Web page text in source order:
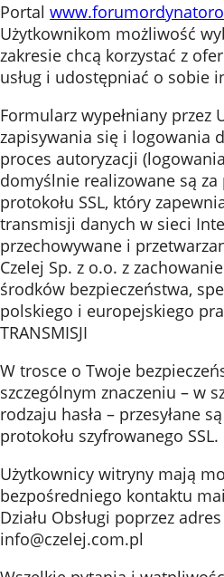
Portal
Użytkownikom możliwość
zakresie chcą korzystać z
usług i udostępniać o sobie
Formularz wypełniany przez
zapisywania się i logowania
proces autoryzacji
domyślnie realizowane są
protokołu SSL, który
transmisji danych w sieci
przechowywane i
Czelej Sp. z o.o. z
środków bezpieczeństwa,
polskiego i europejskiego
TRANSMISJI
W trosce o Twoje
szczególnym znaczeniu – w
rodzaju hasła – przesyłane
protokołu szyfrowanego SSL.
Użytkownicy witryny mają
bezpośredniego kontaktu
Działu Obsługi poprzez
info@czelej.com.pl